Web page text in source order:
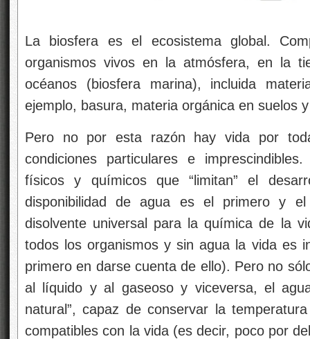
La biosfera es el ecosistema global.
organismos vivos en la atmósfera, en la
océanos (biosfera marina), incluida
ejemplo, basura, materia orgánica en suelos
Pero no por esta razón hay vida por
condiciones particulares e
físicos y químicos que “limitan” el
disponibilidad de agua es el primero y
disolvente universal para la química de la
todos los organismos y sin agua la vida es
primero en darse cuenta de ello). Pero no
al líquido y al gaseoso y viceversa, el
natural”, capaz de conservar la
compatibles con la vida (es decir, poco por